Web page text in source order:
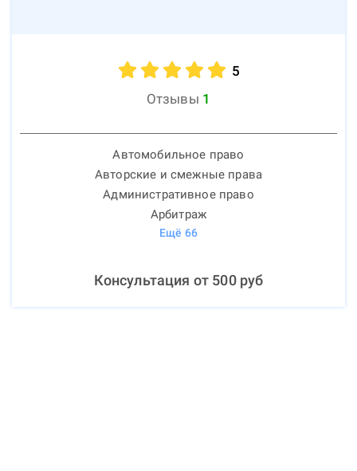
5
Отзывы 1
Автомобильное право
Авторские и смежные права
Административное право
Арбитраж
Ещё 66
Консультация от 500руб